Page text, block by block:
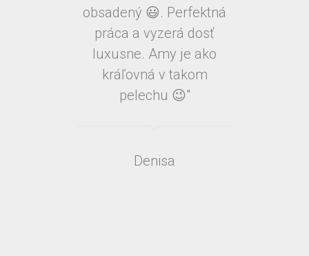
obsadený 😃. Perfektná
práca a vyzerá dosť
luxusne. Amy je ako
kráľovná v takom
pelechu 😉"
Denisa